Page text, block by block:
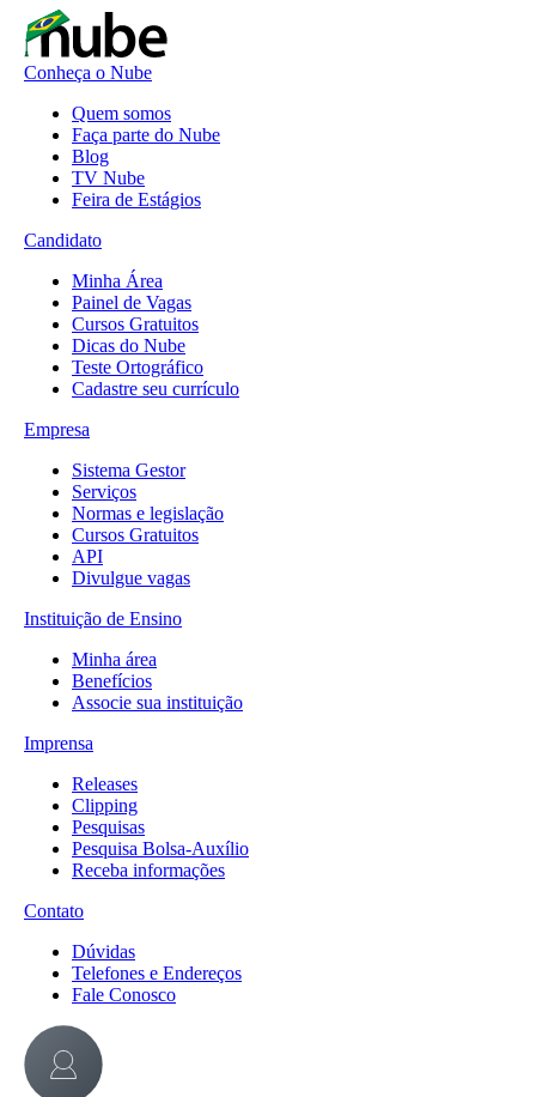
Conheça o Nube
Quem somos
Faça parte do Nube
Blog
TV Nube
Feira de Estágios
Candidato
Minha Área
Painel de Vagas
Cursos Gratuitos
Dicas do Nube
Teste Ortográfico
Cadastre seu currículo
Empresa
Sistema Gestor
Serviços
Normas e legislação
Cursos Gratuitos
API
Divulgue vagas
Instituição de Ensino
Minha área
Benefícios
Associe sua instituição
Imprensa
Releases
Clipping
Pesquisas
Pesquisa Bolsa-Auxílio
Receba informações
Contato
Dúvidas
Telefones e Endereços
Fale Conosco